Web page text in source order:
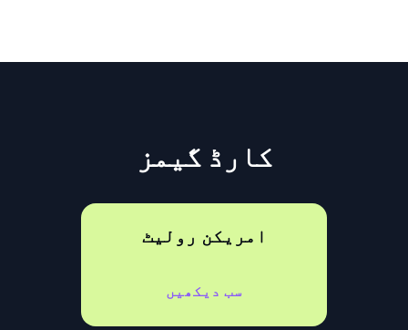
کارڈ گیمز
امریکن رولیٹ
سب دیکھیں